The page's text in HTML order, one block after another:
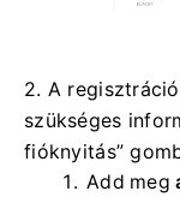
2. A
szükséges
fióknyitás”
Add meg